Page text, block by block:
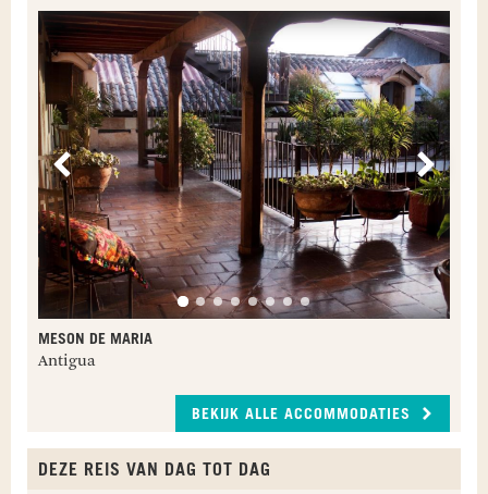
Vorige
MESON DE MARIA
Antigua
BEKIJK ALLE ACCOMMODATIES
DEZE REIS VAN DAG TOT DAG